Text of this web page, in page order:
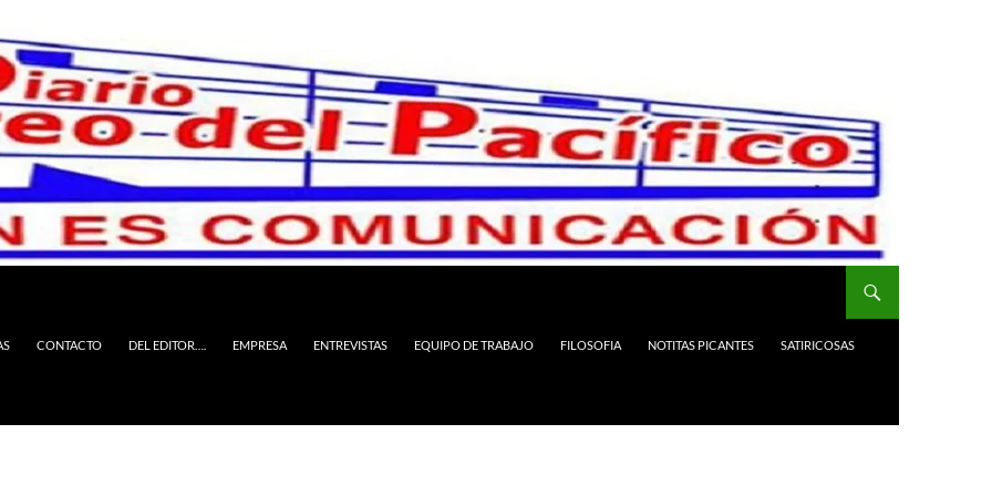
CONTACTO DEL EDITOR…. EMPRESA ENTREVISTAS EQUIPO DE TRABAJO FILOSOFIA NOTITAS PICANTES SATIRICOSAS